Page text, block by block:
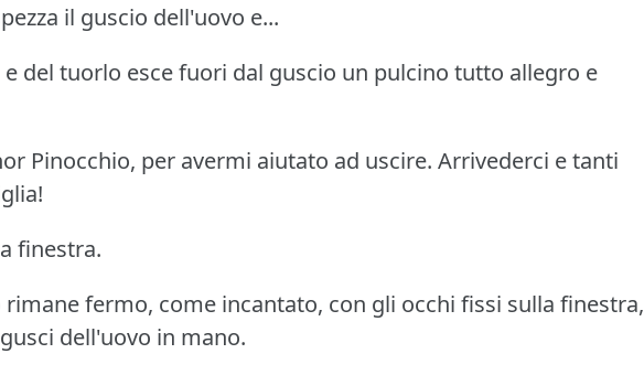
il guscio dell'uovo e...
del tuorlo esce fuori dal guscio un pulcino tutto allegro e
Pinocchio, per avermi aiutato ad uscire. Arrivederci e tanti
finestra.
fermo, come incantato, con gli occhi fissi sulla finestra,
dell'uovo in mano.